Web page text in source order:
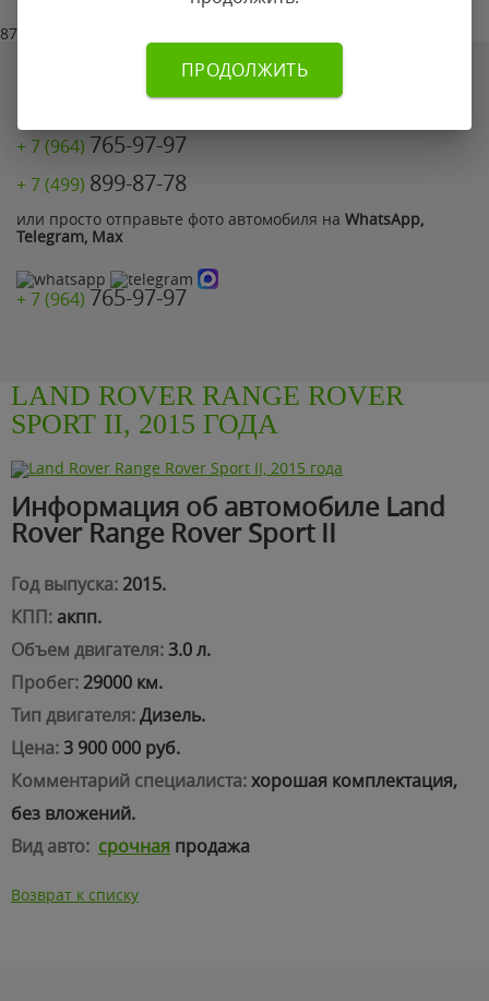
87% клиентов устроило наше предложение
Если по каким-то причинам Вы не смогли оставить заявку
на сайте позвоните нам по телефону:
+ 7 (964) 765-97-97
+ 7 (499) 899-87-78
или просто отправьте фото автомобиля на WhatsApp,
Telegram, Max
+ 7 (964) 765-97-97
LAND ROVER RANGE ROVER
SPORT II, 2015 ГОДА
Информация об автомобиле Land
Rover Range Rover Sport II
Год выпуска: 2015.
КПП: акпп.
Объем двигателя:3.0 л.
Пробег: 29000 км.
Тип двигателя:Дизель.
Цена:3 900 000 руб.
Комментарий специалиста:хорошая комплектация,
без вложений.
Вид авто: срочная продажа
Возврат к списку
ПРОДОЛЖИТЬ